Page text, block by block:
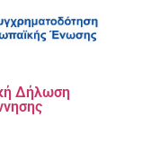
Δήλωση